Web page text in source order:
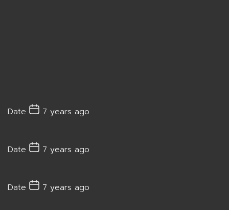
Date 7 years ago
Date 7 years ago
Date 7 years ago